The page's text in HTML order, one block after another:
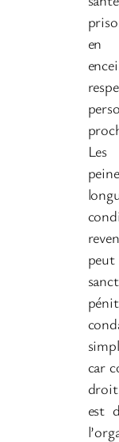
en
Les
car
droit
est